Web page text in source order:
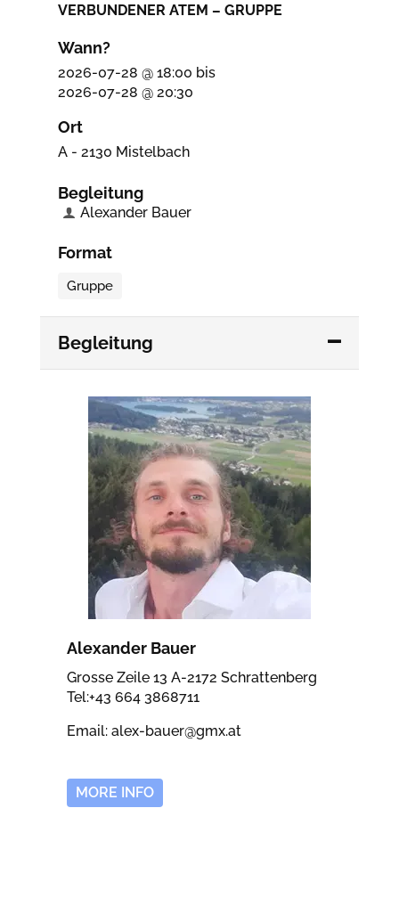
VERBUNDENER ATEM – GRUPPE
Wann?
2026-07-28 @ 18:00 bis
2026-07-28 @ 20:30
Ort
A - 2130 Mistelbach
Begleitung
Alexander Bauer
Format
Gruppe
Begleitung
Alexander Bauer
Grosse Zeile 13 A-2172 Schrattenberg
Tel:+43 664 3868711
Email: alex-bauer@gmx.at
MORE INFO